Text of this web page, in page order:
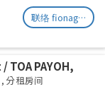
联络 fionag@transinex.com.sg
TOA PAYOH,
Master room /
, 分租房间